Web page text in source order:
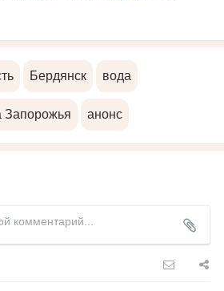
Бердянск вода
Запорожья анонс